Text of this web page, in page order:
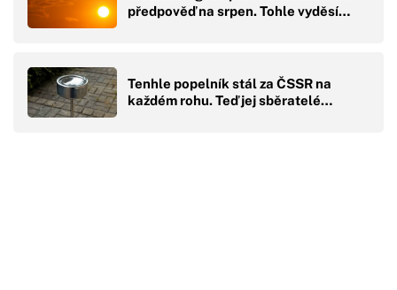
předpověď na srpen. Tohle vyděsí…
Tenhle popelník stál za ČSSR na
každém rohu. Teď jej sběratelé…